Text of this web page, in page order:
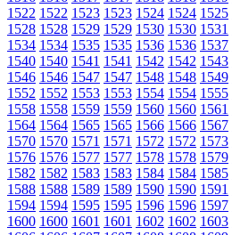
1522 1522 1523 1523 1524 1524 1525
1528 1528 1529 1529 1530 1530 1531
1534 1534 1535 1535 1536 1536 1537
1540 1540 1541 1541 1542 1542 1543
1546 1546 1547 1547 1548 1548 1549
1552 1552 1553 1553 1554 1554 1555
1558 1558 1559 1559 1560 1560 1561
1564 1564 1565 1565 1566 1566 1567
1570 1570 1571 1571 1572 1572 1573
1576 1576 1577 1577 1578 1578 1579
1582 1582 1583 1583 1584 1584 1585
1588 1588 1589 1589 1590 1590 1591
1594 1594 1595 1595 1596 1596 1597
1600 1600 1601 1601 1602 1602 1603